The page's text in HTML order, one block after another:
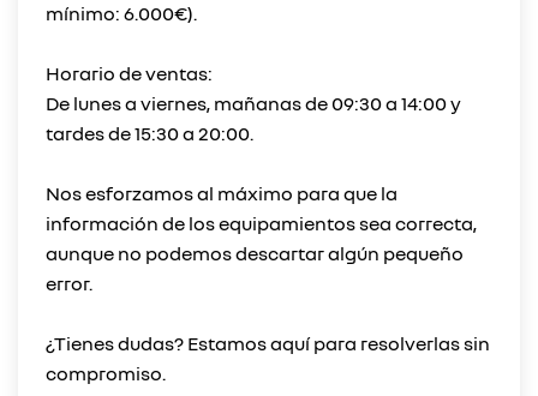
mínimo: 6.000€).
Horario de ventas:
De lunes a viernes, mañanas de 09:30 a 14:00 y
tardes de 15:30 a 20:00.
Nos esforzamos al máximo para que la
información de los equipamientos sea correcta,
aunque no podemos descartar algún pequeño
error.
¿Tienes dudas? Estamos aquí para resolverlas sin
compromiso.